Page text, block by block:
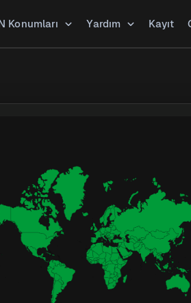
Konumları Yardım Kayıt